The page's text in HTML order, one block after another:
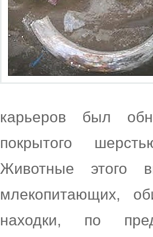
карьеров был
покрытого
Животные этого
млекопитающих,
находки, по